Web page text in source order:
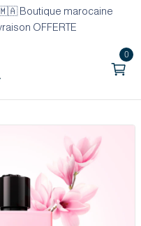
🇲🇦 Boutique marocaine
OFFERTE
0